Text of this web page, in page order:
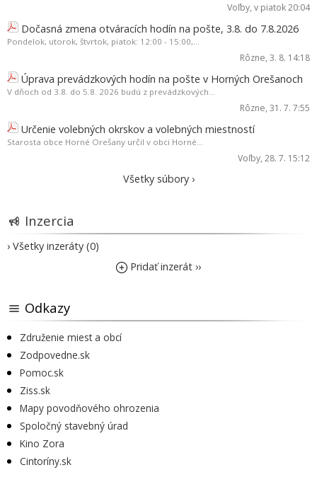
Voľby, v piatok 20:04
Dočasná zmena otváracích hodín na pošte, 3.8. do 7.8.2026
Pondelok, utorok, štvrtok, piatok: 12:00 - 15:00,...
Rôzne, 3. 8. 14:18
Úprava prevádzkových hodín na pošte v Horných Orešanoch
V dňoch od 3.8. do 5.8. 2026 budú z prevádzkových...
Rôzne, 31. 7. 7:55
Určenie volebných okrskov a volebných miestností
Starosta obce Horné Orešany určil v obci Horné...
Voľby, 28. 7. 15:12
Všetky súbory ›
Inzercia
› Všetky inzeráty (0)
Pridať inzerát ››
Odkazy
Združenie miest a obcí
Zodpovedne.sk
Pomoc.sk
Ziss.sk
Mapy povodňového ohrozenia
Spoločný stavebný úrad
Kino Zora
Cintoríny.sk